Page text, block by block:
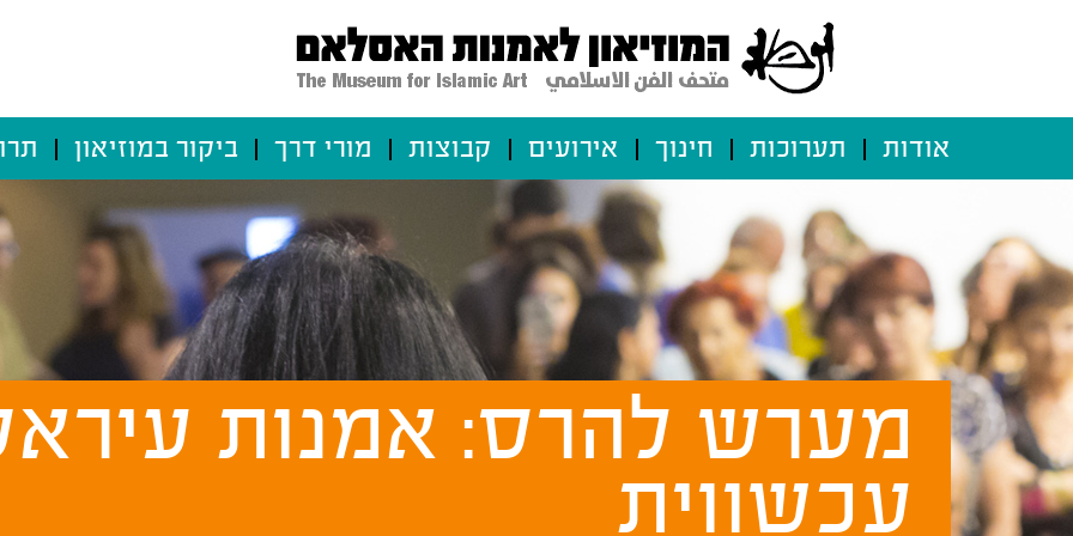
אודות תערוכות חינוך אירועים קבוצות מורי דרך ביקור במוזיאון
מערש להרס: אמנות
עכשווית